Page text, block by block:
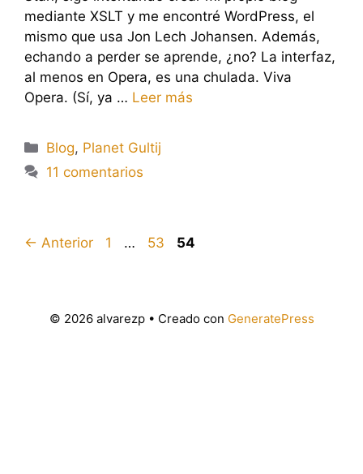
mediante XSLT y me encontré WordPress, el
mismo que usa Jon Lech Johansen. Además,
echando a perder se aprende, ¿no? La interfaz,
al menos en Opera, es una chulada. Viva
Opera. (Sí, ya … Leer más
Categorías
Blog, Planet Gultij
11 comentarios
← Anterior Página
1 … Página
53 Página
54
© 2026 alvarezp• Creado con GeneratePress